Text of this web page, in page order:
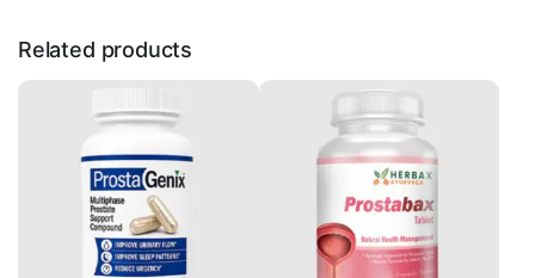
Related products